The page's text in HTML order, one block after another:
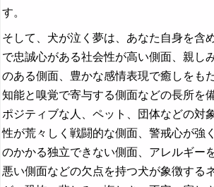
す。
そして、犬が泣く夢は、あなた自身を含
で忠誠心がある社会性が高い側面、親し
のある側面、豊かな感情表現で癒しをも
知能と嗅覚で寄与する側面などの長所を
ポジティブな人、ペット、団体などの対
性が荒々しく戦闘的な側面、警戒心が強
のかかる独立できない側面、アレルギー
悪い側面などの欠点を持つ犬が象徴する